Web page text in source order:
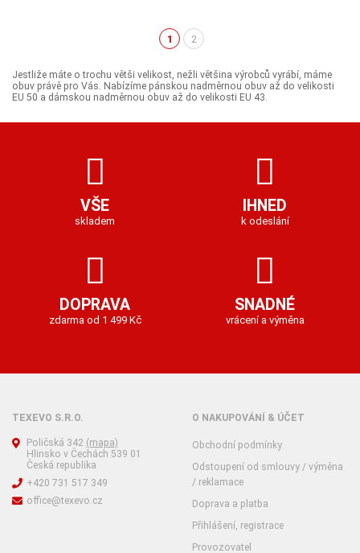
1(aktuální)
2
Jestliže máte o trochu větši velikost, nežli většina výrobců vyrábí, máme
obuv právě pro Vás. Nabízíme pánskou nadměrnou obuv až do velikosti
EU 50 a dámskou nadměrnou obuv až do velikosti EU 43.
VŠE
skladem
IHNED
k odeslání
DOPRAVA
zdarma od 1 499 Kč
SNADNÉ
vrácení a výměna
TEXEVO S.R.O.
Poličská 342 (mapa)
Hlinsko v Čechách 539 01
Česká republika
+420 731 517 349
office@texevo.cz
O NAKUPOVÁNÍ & ÚČET
Obchodní podmínky
Odstoupení od smlouvy / výměna
/ reklamace
Doprava a platba
Přihlášení, registrace
Provozovatel